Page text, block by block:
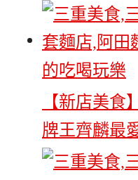
【新店美食
牌王齊麟最